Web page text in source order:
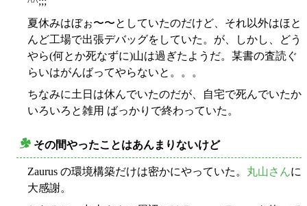
夏休みはぼぉ〜〜としていたのだけど、それ以外はほと
んど工場で出張デバッグをしていた。が、しかし、どう
やら(何とか死なずに)山は過ぎたようだ。某書の査読ぐ
らいはがんばってやらないと。。。
ちなみに土日は休んでいたのだが、自宅で死んでいたか
いろいろと雑用 ばっかりで終わっていた。
その間やったことはあんまりないけど
Zaurus の環境構築だけは密かにやっていた。 丸山さんに
大感謝。